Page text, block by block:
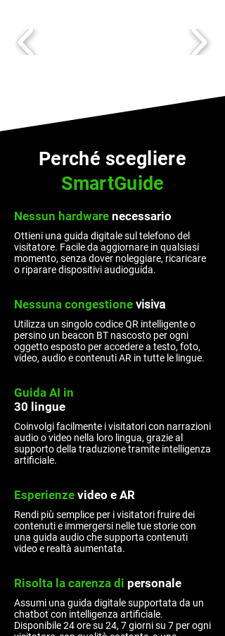
Perché scegliere
SmartGuide
Nessun hardware necessario
Ottieni una guida digitale sul telefono del
visitatore. Facile da aggiornare in qualsiasi
momento, senza dover noleggiare, ricaricare
o riparare dispositivi audioguida.
Nessuna congestione visiva
Utilizza un singolo codice QR intelligente o
persino un beacon BT nascosto per ogni
oggetto esposto per accedere a testo, foto,
video, audio e contenuti AR in tutte le lingue.
Guida AI in
30 lingue
Coinvolgi facilmente i visitatori con narrazioni
audio o video nella loro lingua, grazie al
supporto della traduzione tramite intelligenza
artificiale.
Esperienze video e AR
Rendi più semplice per i visitatori fruire dei
contenuti e immergersi nelle tue storie con
una guida audio che supporta contenuti
video e realtà aumentata.
Risolta la carenza di personale
Assumi una guida digitale supportata da un
chatbot con intelligenza artificiale.
Disponibile 24 ore su 24, 7 giorni su 7 per ogni